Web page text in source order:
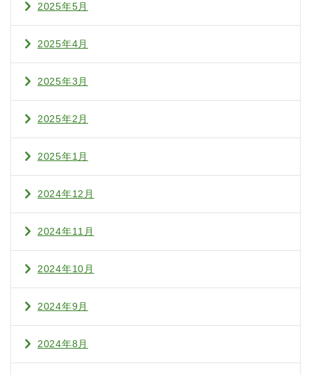
2025年5月
2025年4月
2025年3月
2025年2月
2025年1月
2024年12月
2024年11月
2024年10月
2024年9月
2024年8月